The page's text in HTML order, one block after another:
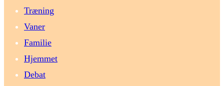
Træning
Vaner
Familie
Hjemmet
Debat